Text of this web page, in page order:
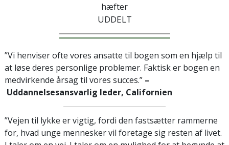
hæfter
UDDELT
”Vi henviser ofte vores ansatte til bogen som en hjælp til
at løse deres personlige problemer. Faktisk er bogen en
medvirkende årsag til vores succes.” –
Uddannelsesansvarlig leder, Californien
”Vejen til lykke er vigtig, fordi den fastsætter rammerne
for, hvad unge mennesker vil foretage sig resten af livet.